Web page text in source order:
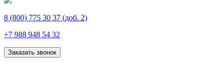
8 (800) 775 30 37 (доб. 2)
+7 988 948 54 32
Заказать звонок